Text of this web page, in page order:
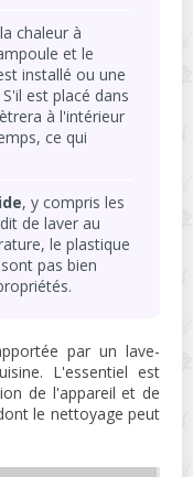
chaleur à
et le
installé ou une
est placé dans
à l'intérieur
ce qui
, y compris les
de laver au
le plastique
pas bien
par un lave-
L'essentiel est
de l'appareil et de
le nettoyage peut